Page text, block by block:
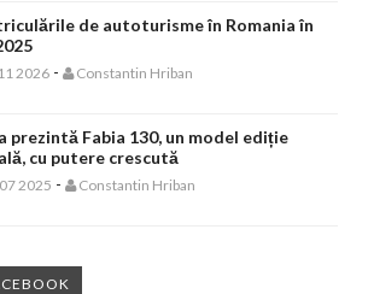
de autoturisme în Romania în
2026 - Constantin Hriban
prezintă Fabia 130, un model ediție
cu putere crescută
2025 - Constantin Hriban